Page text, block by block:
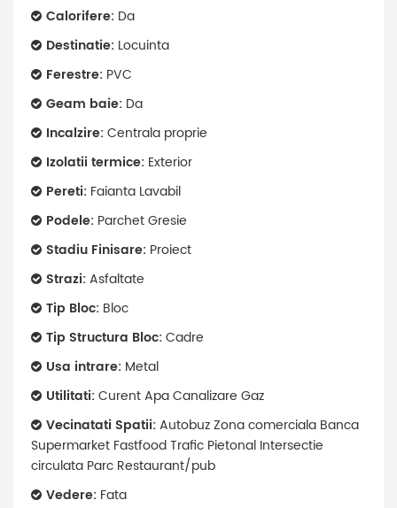
Calorifere: Da
Destinatie: Locuinta
Ferestre: PVC
Geam baie: Da
Incalzire:Centrala proprie
Izolatii termice: Exterior
Pereti: Faianta Lavabil
Podele: Parchet Gresie
Stadiu Finisare: Proiect
Strazi:Asfaltate
Tip Bloc: Bloc
Tip Structura Bloc:Cadre
Usa intrare: Metal
Utilitati:Curent Apa Canalizare Gaz
Vecinatati Spatii:Autobuz Zona comerciala Banca
Supermarket Fastfood Trafic Pietonal Intersectie
circulata Parc Restaurant/pub
Vedere: Fata